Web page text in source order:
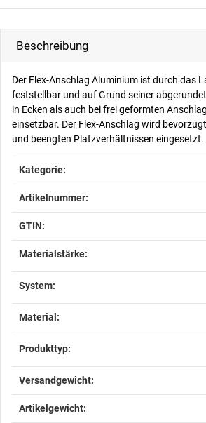
Beschreibung
Der Flex-Anschlag Aluminium ist durch das
feststellbar und auf Grund seiner
in Ecken als auch bei frei geformten
einsetzbar. Der Flex-Anschlag wird
und beengten Platzverhältnissen eingesetzt.
Produkteigenschaft
Wert
Kategorie:
Artikelnummer:
GTIN:
Materialstärke‍:
System‍:
Material‍:
Produkttyp‍:
Versandgewicht‍:
Artikelgewicht‍: